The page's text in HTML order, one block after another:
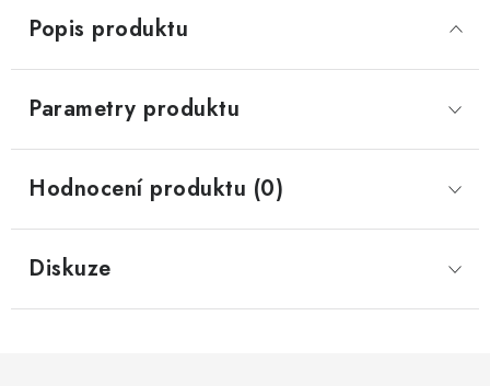
Popis produktu
Parametry produktu
Hodnocení produktu (0)
Diskuze